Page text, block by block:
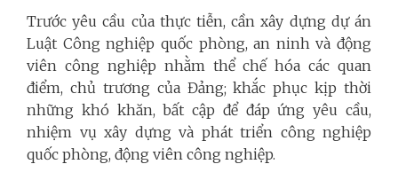
Trước yêu cầu của thực tiễn, cần xây dựng dự án
Luật Công nghiệp quốc phòng, an ninh và động
viên công nghiệp nhằm thể chế hóa các quan
điểm, chủ trương của Đảng; khắc phục kịp thời
những khó khăn, bất cập để đáp ứng yêu cầu,
nhiệm vụ xây dựng và phát triển công nghiệp
quốc phòng, động viên công nghiệp.